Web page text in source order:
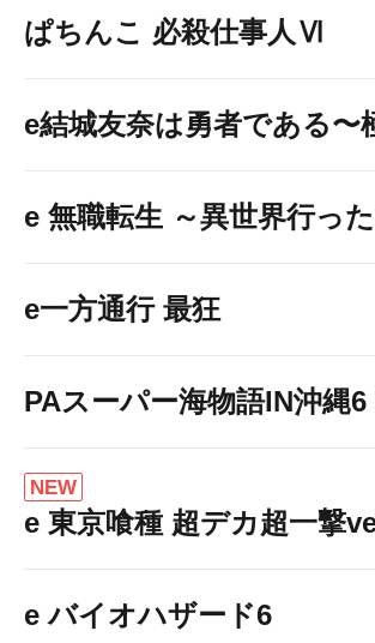
ぱちんこ 必殺仕事人Ⅵ
e結城友奈は勇者である〜
e 無職転生 ～異世界行っ
e一方通行 最狂
PAスーパー海物語IN沖縄
NEW
e 東京喰種 超デカ超一撃
e バイオハザード6